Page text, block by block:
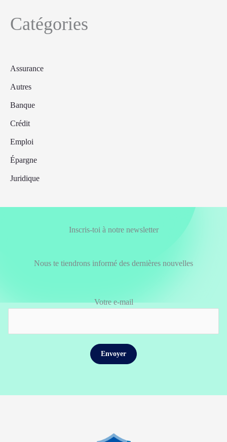
Catégories
Assurance
Autres
Banque
Crédit
Emploi
Épargne
Juridique
Inscris-toi à notre newsletter
Nous te tiendrons informé des dernières nouvelles
Votre e-mail